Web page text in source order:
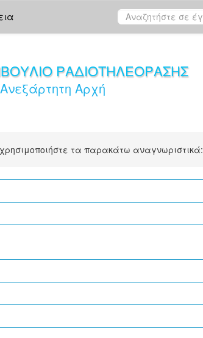
ΡΑΔΙΟΤΗΛΕΟΡΑΣΗΣ
Ανεξάρτητη Αρχή
τα παρακάτω αναγνωριστικά: